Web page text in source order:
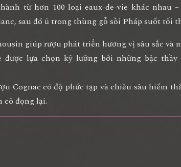
từ hơn 100 loại eaux-de-vie khác nhau
sau đó ủ trong thùng gỗ sồi Pháp suốt tối
giúp rượu phát triển hương vị sâu sắc và
được lựa chọn kỹ lưỡng bởi những bậc thầy
Cognac có độ phức tạp và chiều sâu hiếm
cô đọng lại.